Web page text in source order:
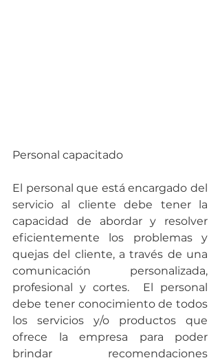
Personal capacitado
El personal que está encargado del
servicio al cliente debe tener la
capacidad de abordar y resolver
eficientemente los problemas y
quejas del cliente, a través de una
comunicación personalizada,
profesional y cortes.  El personal
debe tener conocimiento de todos
los servicios y/o productos que
ofrece la empresa para poder
brindar recomendaciones